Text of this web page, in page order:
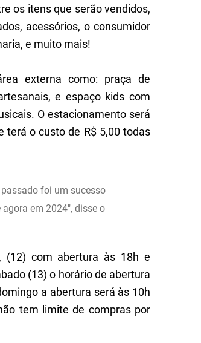
os itens que serão vendidos,
acessórios, o consumidor
e muito mais!
externa como: praça de
e espaço kids com
O estacionamento será
terá o custo de R$ 5,00 todas
foi um sucesso
em 2024", disse o
(12) com abertura às 18h e
(13) o horário de abertura
a abertura será às 10h
tem limite de compras por